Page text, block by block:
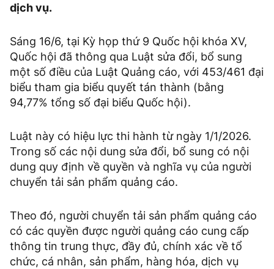
dịch vụ.
Sáng 16/6, tại Kỳ họp thứ 9 Quốc hội khóa XV,
Quốc hội đã thông qua Luật sửa đổi, bổ sung
một số điều của Luật Quảng cáo, với 453/461 đại
biểu tham gia biểu quyết tán thành (bằng
94,77% tổng số đại biểu Quốc hội).
Luật này có hiệu lực thi hành từ ngày 1/1/2026.
Trong số các nội dung sửa đổi, bổ sung có nội
dung quy định về quyền và nghĩa vụ của người
chuyển tải sản phẩm quảng cáo.
Theo đó, người chuyển tải sản phẩm quảng cáo
có các quyền được người quảng cáo cung cấp
thông tin trung thực, đầy đủ, chính xác về tổ
chức, cá nhân, sản phẩm, hàng hóa, dịch vụ